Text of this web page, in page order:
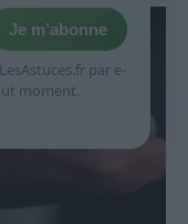
Je m’abonne
par e-
moment.